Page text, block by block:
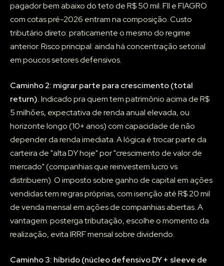
pagador bem abaixo do teto de R$ 50 mil. FII e FIAGRO
com cotas pré-2026 entram na composição. Custo
tributário direto: praticamente o mesmo do regime
anterior. Risco principal: ainda há concentração setorial
em poucos setores defensivos.
Caminho 2: migrar parte para crescimento (total
return).Indicado pra quem tem patrimônio acima de R$
5 milhões, expectativa de renda anual elevada, ou
horizonte longo (10+ anos) com capacidade de não
depender da renda imediata. A lógica é trocar parte da
carteira de "alta DY hoje" por "crescimento de valor de
mercado" (companhias que reinvestem lucro vs
distribuem). O imposto sobre ganho de capital em ações
vendidas tem regras próprias, com isenção até R$ 20 mil
de venda mensal em ações de companhias abertas. A
vantagem: posterga tributação, escolhe o momento da
realização, evita IRRF mensal sobre dividendo.
Caminho 3: híbrido (núcleo defensivo DY + sleeve de